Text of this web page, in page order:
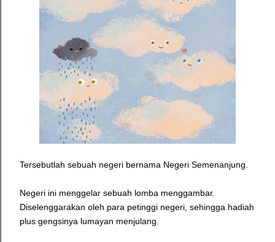
Tersebutlah sebuah negeri bernama Negeri Semenanjung.
Negeri ini menggelar sebuah lomba menggambar.
Diselenggarakan oleh para petinggi negeri, sehingga hadiah
plus gengsinya lumayan menjulang.